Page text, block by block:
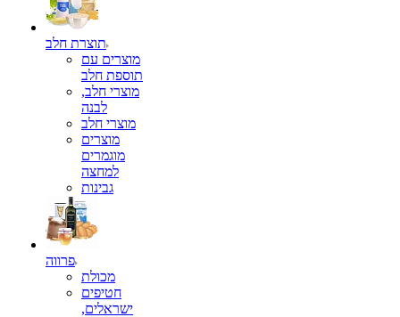
תוצרת חלב
מוצרים עם
תוספת חלב
מוצרי חלב,
לבנה
מוצרי חלב
מוצרים
מוגמרים
למחצה
גבינות
פרווה
מכולת
חטיפים
ישראלים,